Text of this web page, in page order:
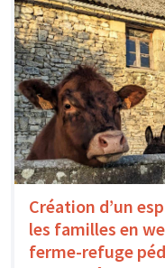
Création d’un
les familles en
ferme-refuge